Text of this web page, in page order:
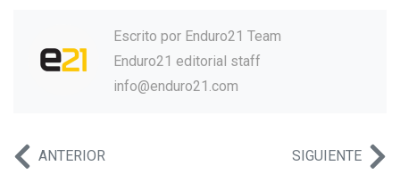
Escrito por Enduro21 Team
Enduro21 editorial staff
info@enduro21.com
ANTERIOR SIGUIENTE